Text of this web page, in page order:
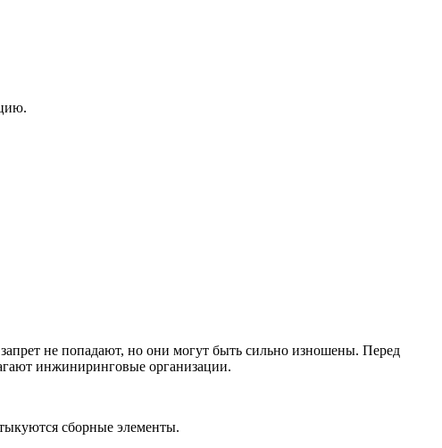
не попадают, но они могут быть сильно изношены. Перед
инжиниринговые организации.
сборные элементы.